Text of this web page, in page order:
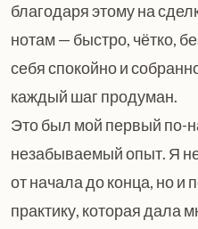
благодаря этому на
нотам — быстро, чётко,
себя спокойно и
каждый шаг продуман.
Это был мой первый по-
незабываемый опыт. Я
от начала до конца, но и
практику, которая дала